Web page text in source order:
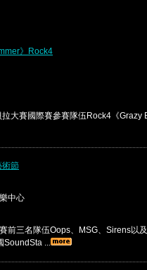
》Rock4
大賽國際賽參賽隊伍Rock4《Grazy
術節
中心
前三名隊伍Oops、MSG、Sirens以
SoundSta ...